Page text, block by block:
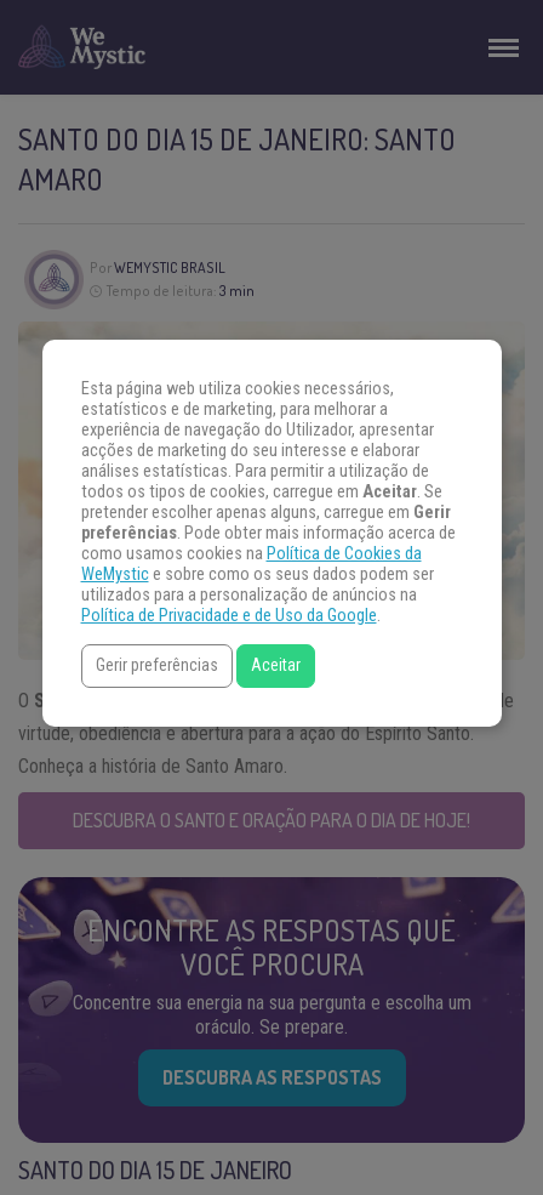
SANTO DO DIA 15 DE JANEIRO: SANTO
AMARO
PorWEMYSTIC BRASIL
Tempo de leitura: 3 min
O Santo do Dia
15 de janeiro viveu como um grande exemplo de
virtude, obediência e abertura para a ação do Espírito Santo.
Conheça a história de Santo Amaro.
DESCUBRA O SANTO E ORAÇÃO PARA O DIA DE HOJE!
ENCONTRE AS RESPOSTAS QUE
VOCÊ PROCURA
Concentre sua energia na sua pergunta e escolha um
oráculo. Se prepare.
DESCUBRA AS RESPOSTAS
SANTO DO DIA 15 DE JANEIRO
Esta página web utiliza cookies necessários,
estatísticos e de marketing, para melhorar a
experiência de navegação do Utilizador, apresentar
acções de marketing do seu interesse e elaborar
análises estatísticas. Para permitir a utilização de
todos os tipos de cookies, carregue em Aceitar. Se
pretender escolher apenas alguns, carregue em Gerir
preferências. Pode obter mais informação acerca de
como usamos cookies na Política de Cookies da
WeMystice sobre como os seus dados podem ser
utilizados para a personalização de anúncios na
Política de Privacidade e de Uso da Google.
Gerir preferências Aceitar